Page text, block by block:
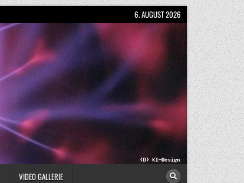
6. AUGUST 2026
VIDEO GALLERIE